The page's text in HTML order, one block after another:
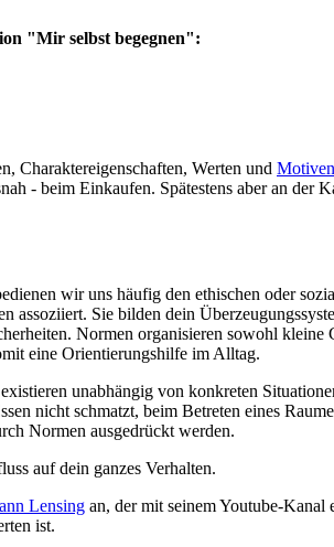
"Mir selbst begegnen":
Charaktereigenschaften, Werten und Motiven
- beim Einkaufen. Spätestens aber an der
wir uns häufig den ethischen oder
Sie bilden dein
Normen organisieren sowohl
eine Orientierungshilfe im Alltag.
unabhängig von konkreten
nicht schmatzt, beim Betreten eines
Normen ausgedrückt werden.
auf dein ganzes Verhalten.
Lensing an, der mit seinem Youtube-
ist.